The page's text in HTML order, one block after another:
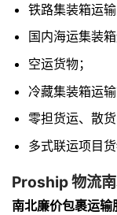
铁路集装箱运输
国内海运集装箱
空运货物；
冷藏集装箱运输
零担货运、散
多式联运项目货
Proship 物流
南北廉价包裹运输